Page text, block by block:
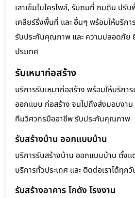
เสาเข็มไมโครไพล์, รับถมที่ ถมดิน ปรั
เคลียร์ริ่งพื้นที่ และ อื่นๆ พร้อมให้บริก
รับประกันคุณภาพ และ ความปลอดภัย
ประเทศ
รับเหมาก่อสร้าง
บริการรับเหมาก่อสร้าง พร้อมให้บริก
ออกแบบ ก่อสร้าง จนไปถึงส่งมอบงาน
ทีมวิศวกรมืออาชีพ รับประกันคุณภาพ
รับสร้างบ้าน ออกแบบบ้าน
บริการรับสร้างบ้าน ออกแบบบ้าน ตั้ง
บริการทั่วประเทศ และ ติดต่อเราได้ทุก
รับสร้างอาคาร โกดัง โรงงาน